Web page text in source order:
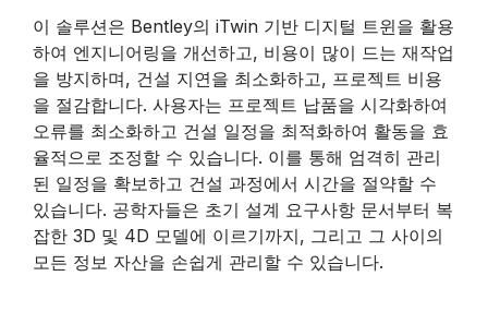
이 솔루션은 Bentley의 iTwin 기반 디지털 트윈을 활용
하여 엔지니어링을 개선하고, 비용이 많이 드는 재작업
을 방지하며, 건설 지연을 최소화하고, 프로젝트 비용
을 절감합니다. 사용자는 프로젝트 납품을 시각화하여
오류를 최소화하고 건설 일정을 최적화하여 활동을 효
율적으로 조정할 수 있습니다. 이를 통해 엄격히 관리
된 일정을 확보하고 건설 과정에서 시간을 절약할 수
있습니다. 공학자들은 초기 설계 요구사항 문서부터 복
잡한 3D 및 4D 모델에 이르기까지, 그리고 그 사이의
모든 정보 자산을 손쉽게 관리할 수 있습니다.